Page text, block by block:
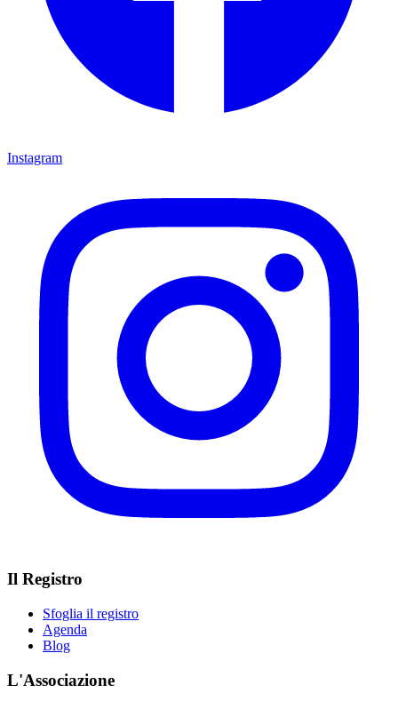
Instagram
Il Registro
Sfoglia il registro
Agenda
Blog
L'Associazione